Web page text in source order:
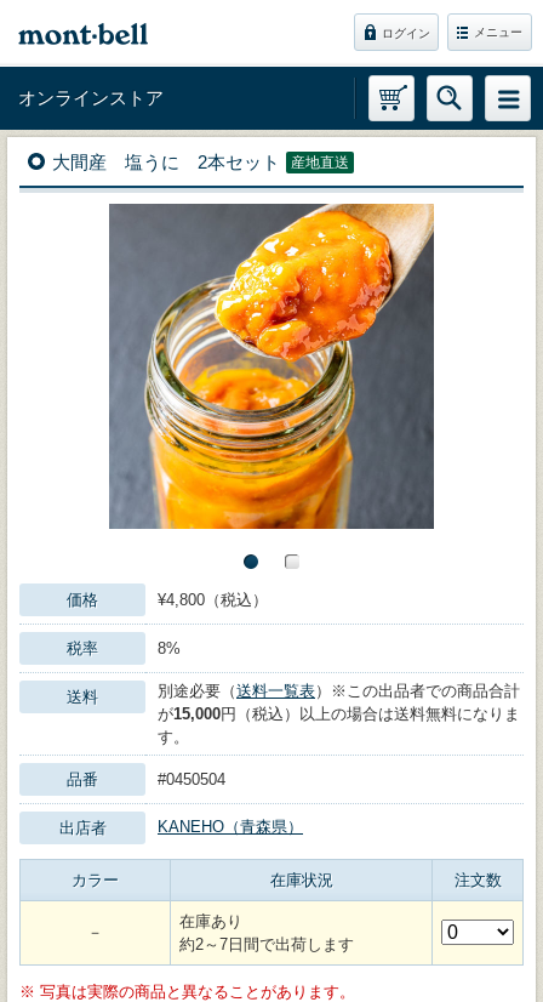
ログイン メニュー
オンラインストア
大間産 塩うに 2本セット 産地直送
価格 ¥4,800（税込）
税率 8%
送料 別途必要（送料一覧表）※この出品者での商品合計
が15,000円（税込）以上の場合は送料無料になりま
す。
品番 #0450504
出店者 KANEHO（青森県）
カラー 在庫状況 注文数
－
在庫あり
約2～7日間で出荷します
※ 写真は実際の商品と異なることがあります。